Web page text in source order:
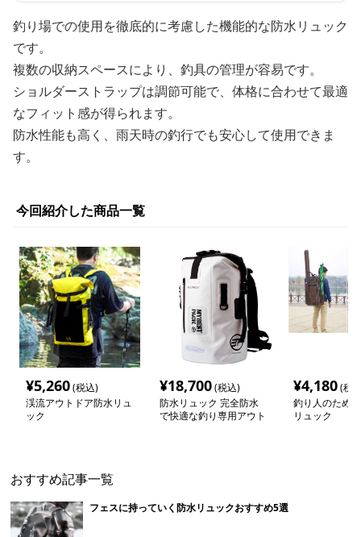
釣り場での使用を徹底的に考慮した機能的な防水リュック
です。
複数の収納スペースにより、釣具の管理が容易です。
ショルダーストラップは調節可能で、体格に合わせて最適
なフィット感が得られます。
防水性能も高く、雨天時の釣行でも安心して使用できま
す。
今回紹介した商品一覧
¥5,260(税込)
渓流アウトドア防水リュ
ック
¥18,700(税込)
防水リュック 完全防水
で快適な釣り専用アウト
¥4,180(税
釣り人のため
リュック
おすすめ記事一覧
フェスに持っていく防水リュックおすすめ5選